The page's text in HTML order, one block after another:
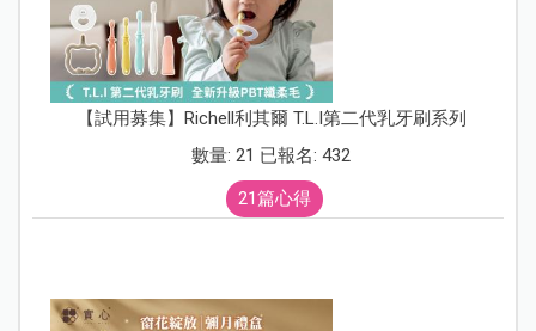
【試用募集】Richell利其爾 T.L.I第二代乳牙刷系列
數量: 21 已報名: 432
21篇心得